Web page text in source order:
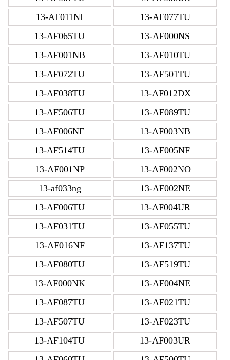
13-AF011NI
13-AF077TU
13-AF065TU
13-AF000NS
13-AF001NB
13-AF010TU
13-AF072TU
13-AF501TU
13-AF038TU
13-AF012DX
13-AF506TU
13-AF089TU
13-AF006NE
13-AF003NB
13-AF514TU
13-AF005NF
13-AF001NP
13-AF002NO
13-af033ng
13-AF002NE
13-AF006TU
13-AF004UR
13-AF031TU
13-AF055TU
13-AF016NF
13-AF137TU
13-AF080TU
13-AF519TU
13-AF000NK
13-AF004NE
13-AF087TU
13-AF021TU
13-AF507TU
13-AF023TU
13-AF104TU
13-AF003UR